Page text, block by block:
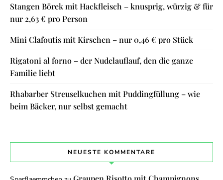
Stangen Börek mit Hackfleisch – knusprig, würzig & für
nur 2,63 € pro Person
Mini Clafoutis mit Kirschen – nur 0,46 € pro Stück
Rigatoni al forno – der Nudelauflauf, den die ganze
Familie liebt
Rhabarber Streuselkuchen mit Puddingfüllung – wie
beim Bäcker, nur selbst gemacht
NEUESTE KOMMENTARE